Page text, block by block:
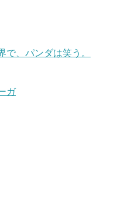
で、パンダは笑う。
ガ